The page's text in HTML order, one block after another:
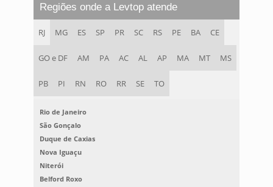
Regiões onde a Levtop atende
RJ MG ES SP PR SC RS PE BA CE
GO e DF AM PA AC AL AP MA MT MS
PB PI RN RO RR SE TO
Rio de Janeiro
São Gonçalo
Duque de Caxias
Nova Iguaçu
Niterói
Belford Roxo